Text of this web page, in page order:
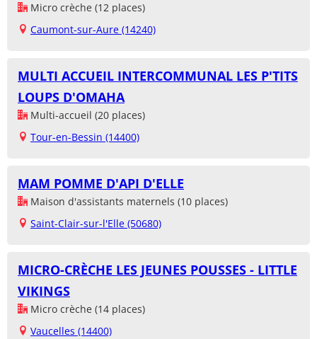
Micro crèche (12 places)
Caumont-sur-Aure (14240)
MULTI ACCUEIL INTERCOMMUNAL LES P'TITS
LOUPS D'OMAHA
Multi-accueil (20 places)
Tour-en-Bessin (14400)
MAM POMME D'API D'ELLE
Maison d'assistants maternels (10 places)
Saint-Clair-sur-l'Elle (50680)
MICRO-CRÈCHE LES JEUNES POUSSES - LITTLE
VIKINGS
Micro crèche (14 places)
Vaucelles (14400)